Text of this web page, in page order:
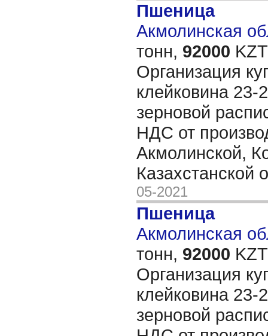
Пшеница
Акмолинская
тонн, 92000
Организация
клейковина 23-
зерновой
НДС от
Акмолинской,
Казахстанской
05-2021
Пшеница
Акмолинская
тонн, 92000
Организация
клейковина 23-
зерновой